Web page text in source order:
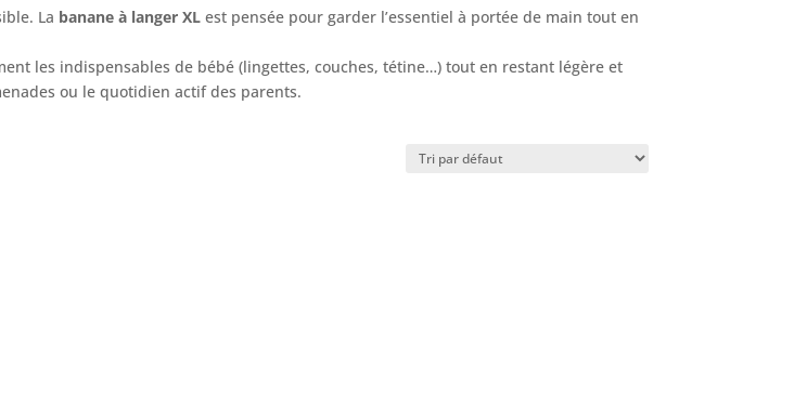
La banane à langer XL est pensée pour garder l’essentiel à portée de main tout en
les indispensables de bébé (lingettes, couches, tétine…) tout en restant légère et
ou le quotidien actif des parents.